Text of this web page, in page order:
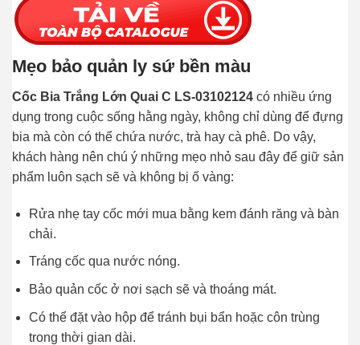
Mẹo bảo quản ly sứ bền màu
Cốc Bia Trắng Lớn Quai C LS-03102124 có nhiều ứng
dụng trong cuộc sống hằng ngày, không chỉ dùng để đựng
bia mà còn có thể chứa nước, trà hay cà phê. Do vậy,
khách hàng nên chú ý những mẹo nhỏ sau đây để giữ sản
phẩm luôn sạch sẽ và không bị ố vàng:
Rửa nhẹ tay cốc mới mua bằng kem đánh răng và bàn
chải.
Tráng cốc qua nước nóng.
Bảo quản cốc ở nơi sạch sẽ và thoáng mát.
Có thể đặt vào hộp để tránh bụi bẩn hoặc côn trùng
trong thời gian dài.